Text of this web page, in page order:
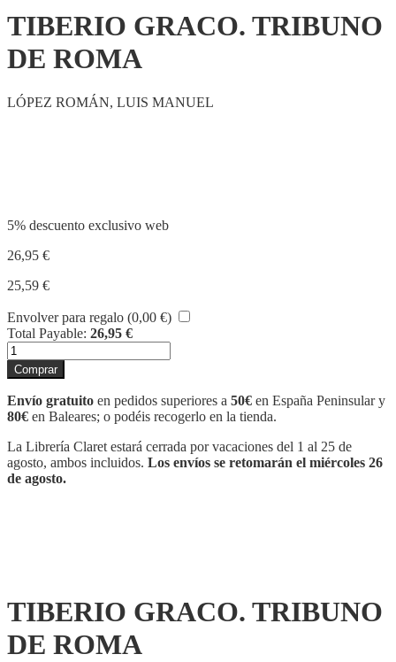
TIBERIO GRACO. TRIBUNO
DE ROMA
LÓPEZ ROMÁN, LUIS MANUEL
5% descuento exclusivo web
26,95 €
25,59 €
Envolver para regalo (0,00 €)
Total Payable: 26,95 €
TIBERIO
GRACO.
TRIBUNO
DE
ROMA
Comprar
Envío gratuito en pedidos superiores a 50€ en España Peninsular y
80€ en Baleares; o podéis recogerlo en la tienda.
La Librería Claret estará cerrada por vacaciones del 1 al 25 de
agosto, ambos incluidos. Los envíos se retomarán el miércoles 26
de agosto.
TIBERIO GRACO. TRIBUNO
DE ROMA